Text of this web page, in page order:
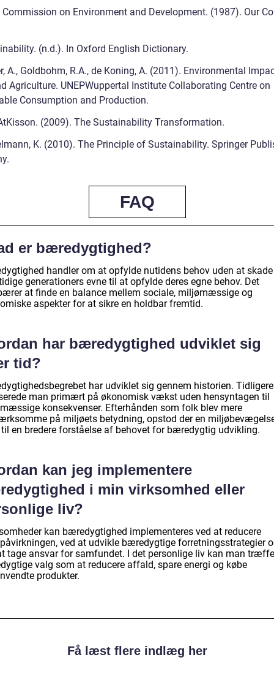
on Environment and Development. (1987). Our
(n.d.). In Oxford English Dictionary.
A., Goldbohm, R.A., de Koning, A. (2011). Environmental
Agriculture. UNEPWuppertal Institute Collaborating Centre on
Consumption and Production.
(2009). The Sustainability Transformation.
K. (2010). The Principle of Sustainability. Springer
FAQ
er bæredygtighed?
handler om at opfylde nutidens behov uden at skade
generationers evne til at opfylde deres egne behov. Det
at finde en balance mellem sociale, miljømæssige og
aspekter for at sikre en holdbar fremtid.
har bæredygtighed udviklet sig
tid?
har udviklet sig gennem historien. Tidligere
man primært på økonomisk vækst uden hensyntagen til
konsekvenser. Efterhånden som folk blev mere
på miljøets betydning, opstod der en
en bredere forståelse af behovet for bæredygtig udvikling.
kan jeg implementere
i min virksomhed eller
liv?
kan bæredygtighed implementeres ved at reducere
ved at udvikle bæredygtige forretningsstrategier
tage ansvar for samfundet. I det personlige liv kan man træffe
valg som at reducere affald, spare energi og købe
produkter.
Få læst flere indlæg her